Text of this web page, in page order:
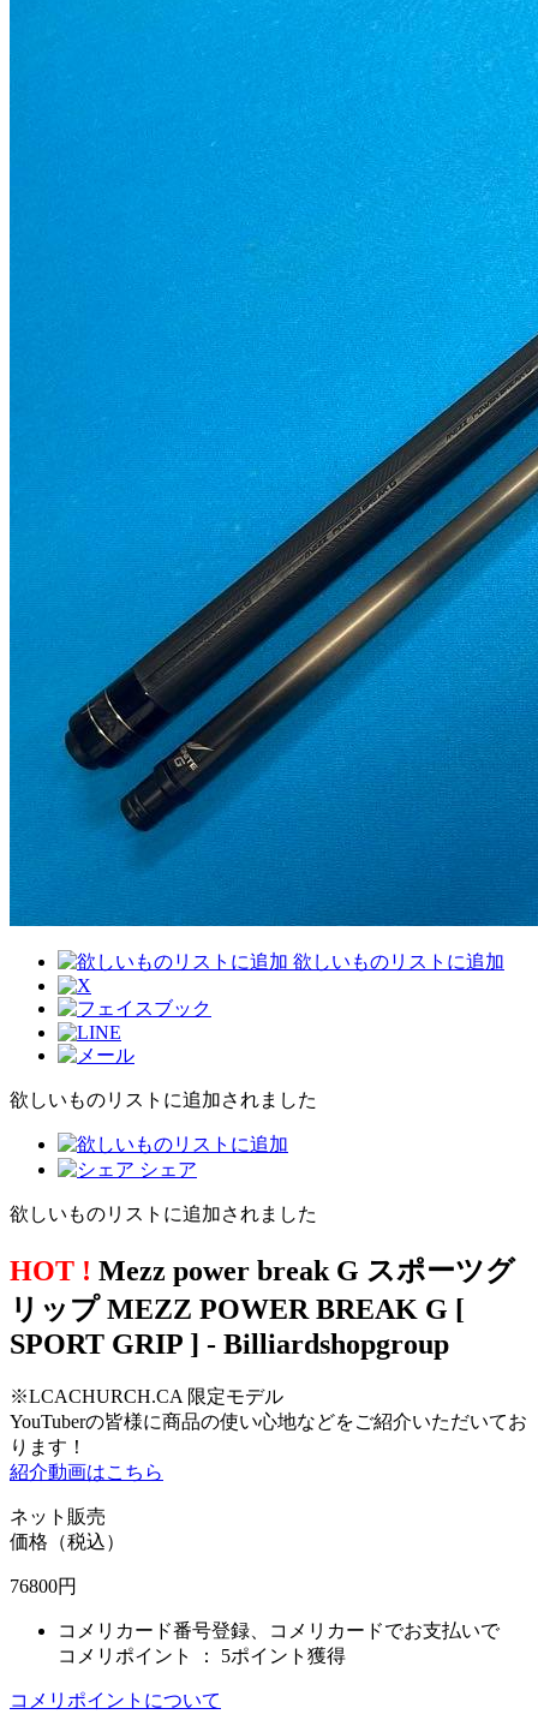
欲しいものリストに追加
欲しいものリストに追加されました
シェア
欲しいものリストに追加されました
HOT ! Mezz power break G スポーツグ
リップ MEZZ POWER BREAK G [
SPORT GRIP ] - Billiardshopgroup
※LCACHURCH.CA 限定モデル
YouTuberの皆様に商品の使い心地などをご紹介いただいてお
ります！
紹介動画はこちら
ネット販売
価格（税込）
76800円
コメリカード番号登録、コメリカードでお支払いで
コメリポイント ： 5ポイント獲得
コメリポイントについて